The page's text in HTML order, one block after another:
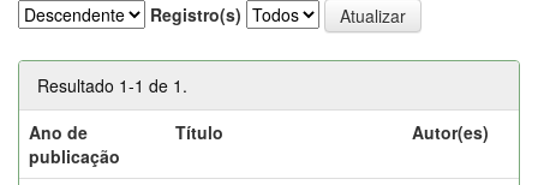
Registro(s)
Resultado 1-1 de 1.
Ano de
publicação
Título Autor(es)